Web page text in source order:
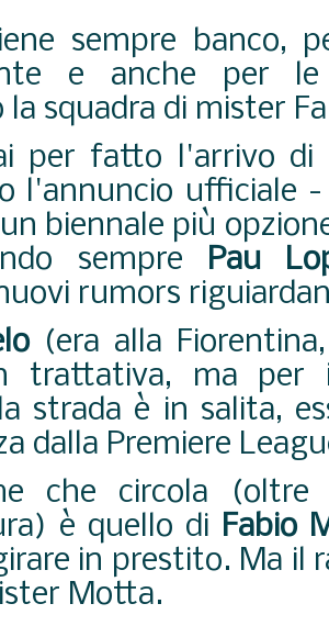
sempre banco,
e anche per
la squadra di mister
per fatto l'arrivo di
l'annuncio ufficiale
biennale più
sempre Pau
rumors
(era alla
trattativa, ma per
strada è in salita,
dalla Premiere
che circola (oltre
è quello di Fabio
in prestito. Ma il
Motta.